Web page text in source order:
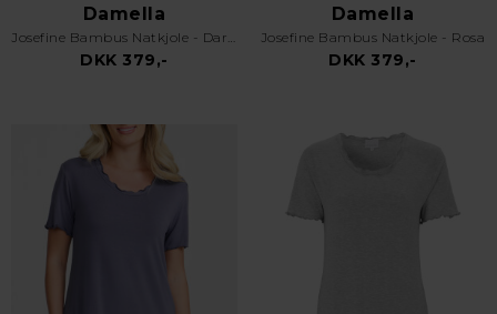
Damella
Josefine Bambus Natkjole - Dark Plum
DKK 379,-
Damella
Josefine Bambus Natkjole - Rosa
DKK 379,-